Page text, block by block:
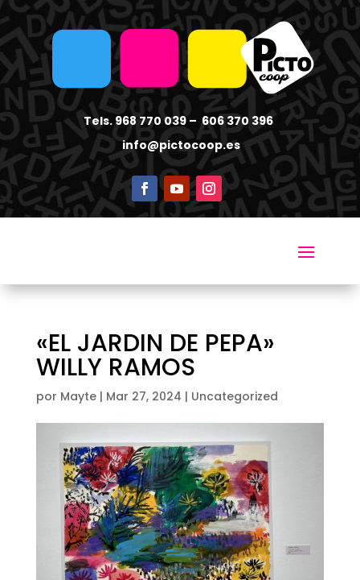
Tels. 968 770 039 – 606 370 396
info@pictocoop.es
«EL JARDIN DE PEPA»
WILLY RAMOS
por Mayte| Mar 27, 2024 | Uncategorized